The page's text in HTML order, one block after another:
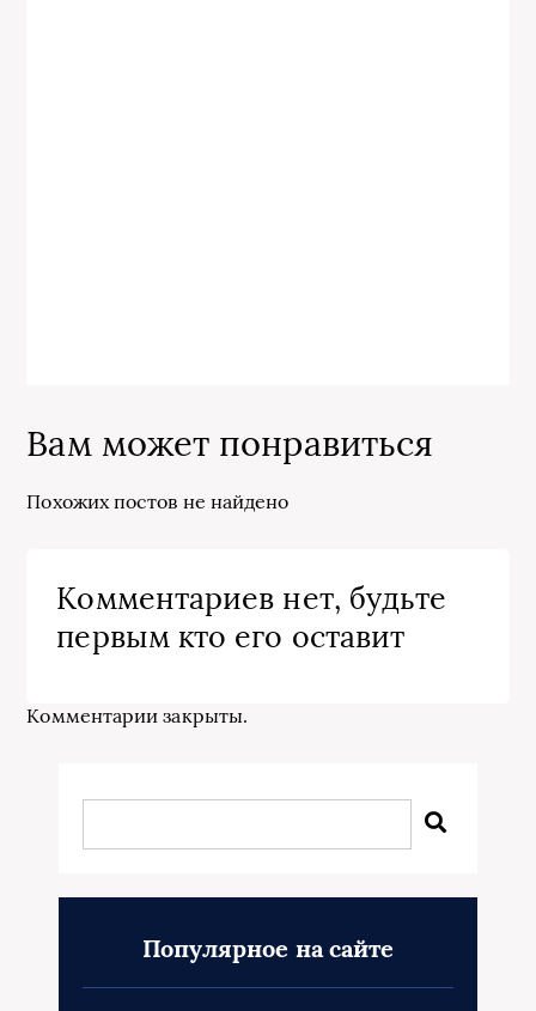
Вам может понравиться
Похожих постов не найдено
Комментариев нет, будьте
первым кто его оставит
Комментарии закрыты.
Популярное на сайте